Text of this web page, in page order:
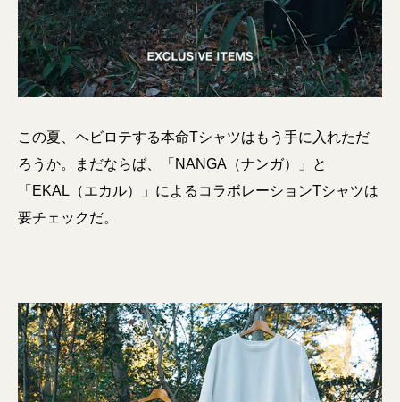
この夏、ヘビロテする本命Tシャツはもう手に入れただ
ろうか。まだならば、「NANGA（ナンガ）」と
「EKAL（エカル）」によるコラボレーションTシャツは
要チェックだ。